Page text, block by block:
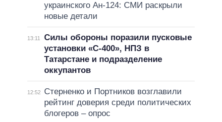
украинского Ан-124: СМИ раскрыли
новые детали
13:11
Силы обороны поразили пусковые
установки «С-400», НПЗ в
Татарстане и подразделение
оккупантов
12:52
Стерненко и Портников возглавили
рейтинг доверия среди политических
блогеров – опрос